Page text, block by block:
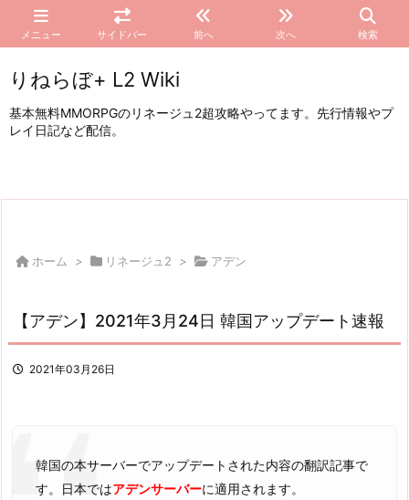
メニュー サイドバー 前へ 次へ 検索
りねらぼ+ L2 Wiki
基本無料MMORPGのリネージュ2超攻略やってます。先行情報やプ
レイ日記など配信。
ホーム > リネージュ2 > アデン
【アデン】2021年3月24日 韓国アップデート速報
2021年03月26日
韓国の本サーバーでアップデートされた内容の翻訳記事で
す。日本ではアデンサーバーに適用されます。